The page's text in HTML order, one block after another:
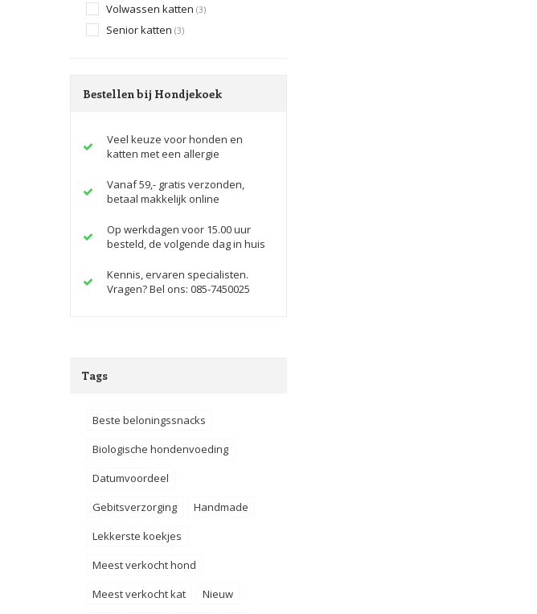
Volwassen katten (3)
Senior katten (3)
Bestellen bij Hondjekoek
Veel keuze voor honden en
katten met een allergie
Vanaf 59,- gratis verzonden,
betaal makkelijk online
Op werkdagen voor 15.00 uur
besteld, de volgende dag in huis
Kennis, ervaren specialisten.
Vragen? Bel ons: 085-7450025
Tags
Beste beloningssnacks
Biologische hondenvoeding
Datumvoordeel
Gebitsverzorging
Handmade
Lekkerste koekjes
Meest verkocht hond
Meest verkocht kat
Nieuw